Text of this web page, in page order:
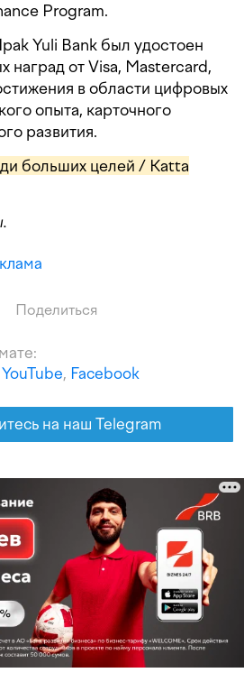
Program.
Yuli Bank был удостоен
наград от Visa, Mastercard,
в области цифровых
опыта, карточного
развития.
больших целей / Katta
Поделиться
YouTube, Facebook
на наш Telegram